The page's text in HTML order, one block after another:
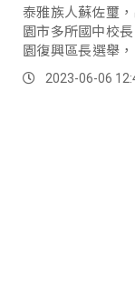
泰雅族人蘇佐璽
園市多所國中校
園復興區長選舉
委，能貢獻過去教
2023-06-06